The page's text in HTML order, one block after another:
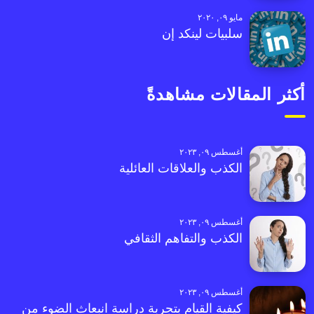
مايو ٠٩, ٢٠٢٠
سلبيات لينكد إن
أكثر المقالات مشاهدةً
أغسطس ٠٩, ٢٠٢٣
الكذب والعلاقات العائلية
أغسطس ٠٩, ٢٠٢٣
الكذب والتفاهم الثقافي
أغسطس ٠٩, ٢٠٢٣
كيفية القيام بتجربة دراسة انبعاث الضوء من